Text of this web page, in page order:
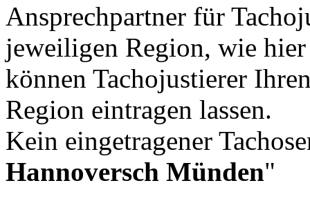
Ansprechpartner für
jeweiligen Region, wie
können Tachojustierer
Region eintragen lassen.
Kein eingetragener
Hannoversch Münden"